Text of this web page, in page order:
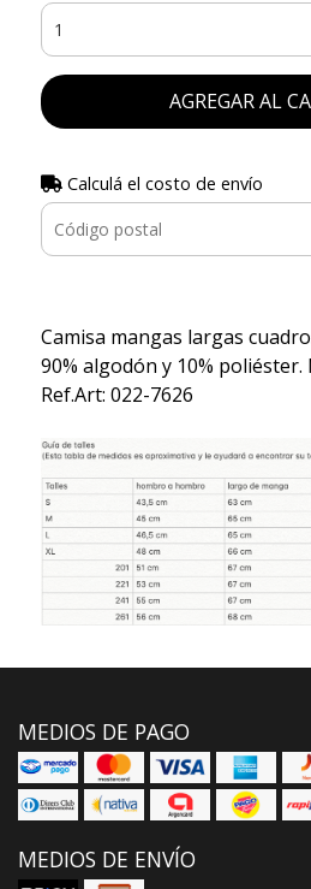
AGREGAR AL
Calculá el costo de envío
Camisa mangas largas
90% algodón y 10%
Ref.Art: 022-7626
MEDIOS DE PAGO
MEDIOS DE ENVÍO